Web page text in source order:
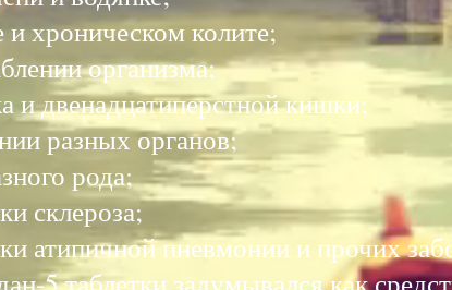
и хроническом колите;
организма;
и двенадцатиперстной кишки;
разных органов;
рода;
склероза;
атипичной пневмонии и прочих